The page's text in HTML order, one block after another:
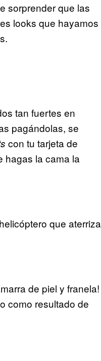
sorprender que las
looks que hayamos
tan fuertes en
pagándolas, se
con tu tarjeta de
hagas la cama la
que aterriza
de piel y franela!
como resultado de